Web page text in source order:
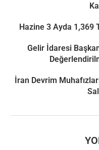
Hazine 3 Ayda 1,369
Gelir İdaresi
İran Devrim